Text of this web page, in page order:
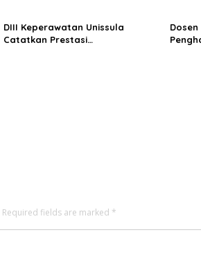
DIII Keperawatan Unissula
Catatkan Prestasi
Required fields are marked *